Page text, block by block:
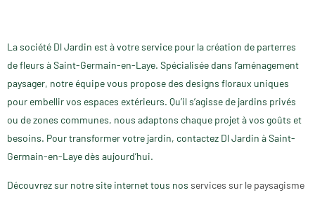
La société Dl Jardin est à votre service pour la création de parterres
de fleurs à Saint-Germain-en-Laye. Spécialisée dans l’aménagement
paysager, notre équipe vous propose des designs floraux uniques
pour embellir vos espaces extérieurs. Qu’il s’agisse de jardins privés
ou de zones communes, nous adaptons chaque projet à vos goûts et
besoins. Pour transformer votre jardin, contactez Dl Jardin à Saint-
Germain-en-Laye dès aujourd’hui.
Découvrez sur notre site internet tous nos services sur le paysagisme